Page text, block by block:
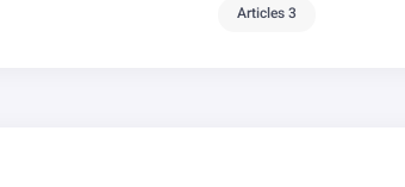
3 Articles